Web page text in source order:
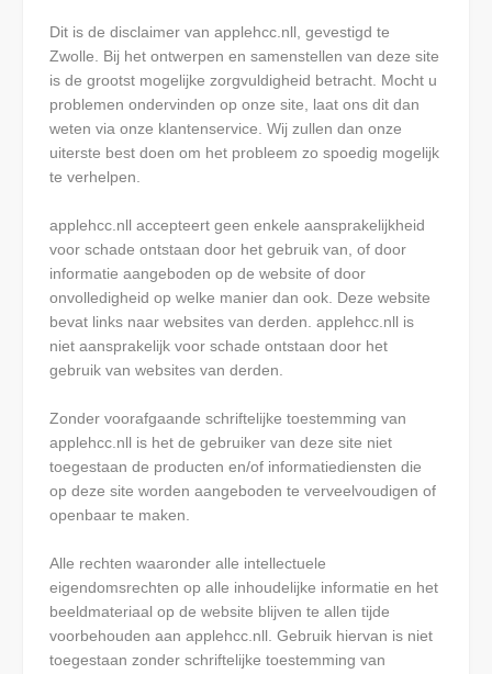
Dit is de disclaimer van applehcc.nll, gevestigd te
Zwolle. Bij het ontwerpen en samenstellen van deze site
is de grootst mogelijke zorgvuldigheid betracht. Mocht u
problemen ondervinden op onze site, laat ons dit dan
weten via onze klantenservice. Wij zullen dan onze
uiterste best doen om het probleem zo spoedig mogelijk
te verhelpen.
applehcc.nll accepteert geen enkele aansprakelijkheid
voor schade ontstaan door het gebruik van, of door
informatie aangeboden op de website of door
onvolledigheid op welke manier dan ook. Deze website
bevat links naar websites van derden. applehcc.nll is
niet aansprakelijk voor schade ontstaan door het
gebruik van websites van derden.
Zonder voorafgaande schriftelijke toestemming van
applehcc.nll is het de gebruiker van deze site niet
toegestaan de producten en/of informatiediensten die
op deze site worden aangeboden te verveelvoudigen of
openbaar te maken.
Alle rechten waaronder alle intellectuele
eigendomsrechten op alle inhoudelijke informatie en het
beeldmateriaal op de website blijven te allen tijde
voorbehouden aan applehcc.nll. Gebruik hiervan is niet
toegestaan zonder schriftelijke toestemming van